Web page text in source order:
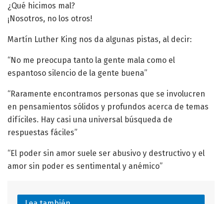
¿Qué hicimos mal?
¡Nosotros, no los otros!
Martín Luther King nos da algunas pistas, al decir:
“No me preocupa tanto la gente mala como el
espantoso silencio de la gente buena”
“Raramente encontramos personas que se involucren
en pensamientos sólidos y profundos acerca de temas
difíciles. Hay casi una universal búsqueda de
respuestas fáciles”
“El poder sin amor suele ser abusivo y destructivo y el
amor sin poder es sentimental y anémico”